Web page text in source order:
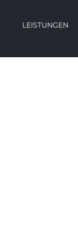
LEISTUNGEN